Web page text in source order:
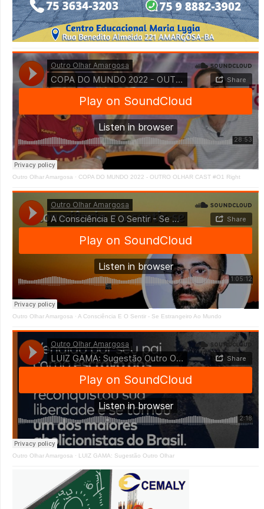
Outro Olhar Amargosa · COPA DO MUNDO 2022 - OUTRO OLHAR CAST #O1 Right
Outro Olhar Amargosa · A Consciência E O Sentir - Se Estrangeiro Ao Mundo
Outro Olhar Amargosa · LUIZ GAMA: Sugestão Outro Olhar